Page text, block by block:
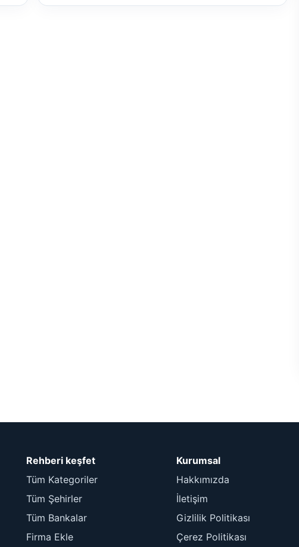
Rehberi keşfet
Tüm Kategoriler
Tüm Şehirler
Tüm Bankalar
Firma Ekle
Kurumsal
Hakkımızda
İletişim
Gizlilik Politikası
Çerez Politikası